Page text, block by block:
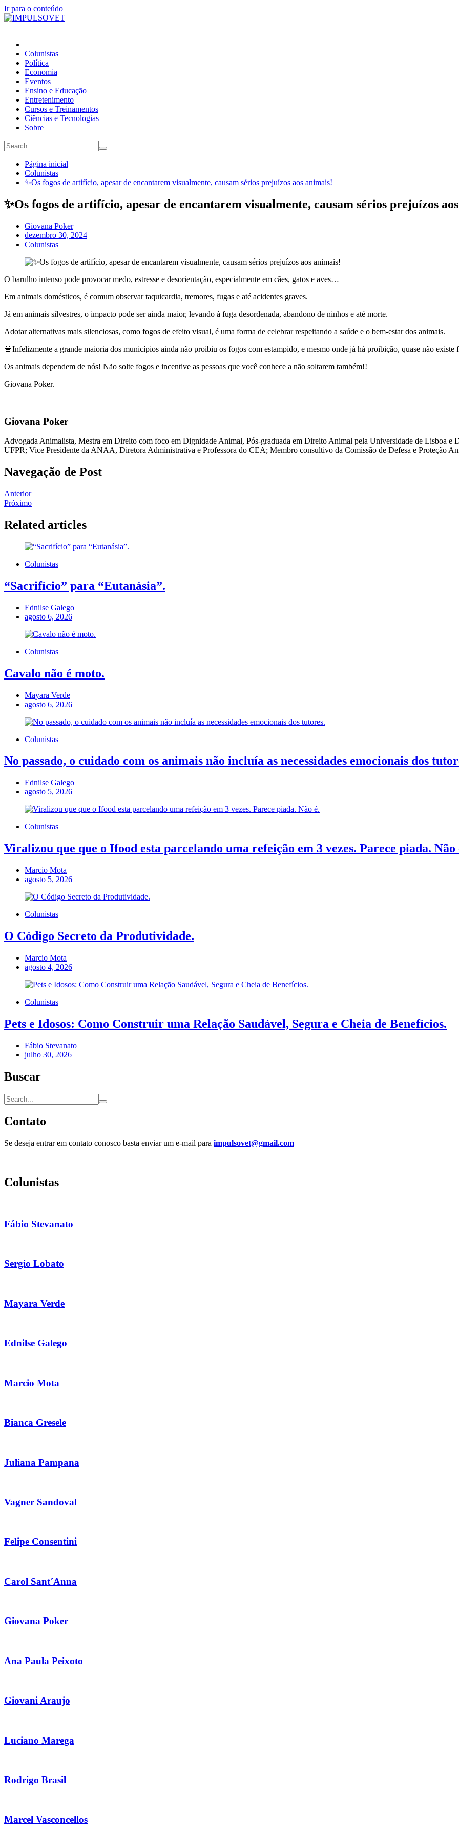
Ir para o conteúdo
Colunistas
Política
Economia
Eventos
Ensino e Educação
Entretenimento
Cursos e Treinamentos
Ciências e Tecnologias
Sobre
Página inicial
Colunistas
✨Os fogos de artifício, apesar de encantarem visualmente, causam sérios prejuízos aos animais!
✨Os fogos de artifício, apesar de encantarem visualmente, causam sérios prejuízos
Giovana Poker
dezembro 30, 2024
Colunistas
O barulho intenso pode provocar medo, estresse e desorientação, especialmente em cães, gatos e aves…
Em animais domésticos, é comum observar taquicardia, tremores, fugas e até acidentes graves.
Já em animais silvestres, o impacto pode ser ainda maior, levando à fuga desordenada, abandono de ninhos e até morte.
Adotar alternativas mais silenciosas, como fogos de efeito visual, é uma forma de celebrar respeitando a saúde e o bem-estar dos animais.
🚨Infelizmente a grande maioria dos municípios ainda não proibiu os fogos com estampido, e mesmo onde já há proibição, quase não existe
Os animais dependem de nós! Não solte fogos e incentive as pessoas que você conhece a não soltarem também!!
Giovana Poker.
Giovana Poker
Advogada Animalista, Mestra em Direito com foco em Dignidade Animal, Pós-graduada em Direito Animal pela Universidade de Lisboa e
UFPR; Vice Presidente da ANAA, Diretora Administrativa e Professora do CEA; Membro consultivo da Comissão de Defesa e Proteção
Navegação de Post
Anterior
Próximo
Related articles
Colunistas
“Sacrifício” para “Eutanásia”.
Ednilse Galego
agosto 6, 2026
Colunistas
Cavalo não é moto.
Mayara Verde
agosto 6, 2026
Colunistas
No passado, o cuidado com os animais não incluía as necessidades emocionais dos
Ednilse Galego
agosto 5, 2026
Colunistas
Viralizou que que o Ifood esta parcelando uma refeição em 3 vezes. Parece piada. Não
Marcio Mota
agosto 5, 2026
Colunistas
O Código Secreto da Produtividade.
Marcio Mota
agosto 4, 2026
Colunistas
Pets e Idosos: Como Construir uma Relação Saudável, Segura e Cheia de Benefícios.
Fábio Stevanato
julho 30, 2026
Buscar
Contato
Se deseja entrar em contato conosco basta enviar um e-mail para impulsovet@gmail.com
Colunistas
Fábio Stevanato
Sergio Lobato
Mayara Verde
Ednilse Galego
Marcio Mota
Bianca Gresele
Juliana Pampana
Vagner Sandoval
Felipe Consentini
Carol Sant´Anna
Giovana Poker
Ana Paula Peixoto
Giovani Araujo
Luciano Marega
Rodrigo Brasil
Marcel Vasconcellos